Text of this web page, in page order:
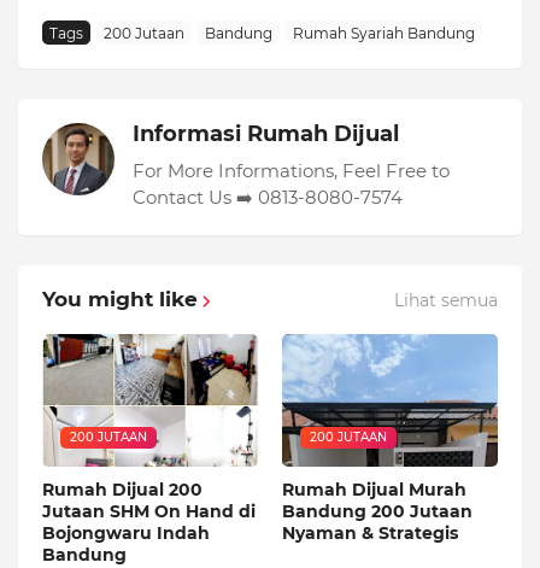
Tags 200 Jutaan Bandung Rumah Syariah Bandung
Informasi Rumah Dijual
For More Informations, Feel Free to
Contact Us ➡️ 0813-8080-7574
You might like Lihat semua
200 JUTAAN
Rumah Dijual 200
Jutaan SHM On Hand di
Bojongwaru Indah
Bandung
200 JUTAAN
Rumah Dijual Murah
Bandung 200 Jutaan
Nyaman & Strategis